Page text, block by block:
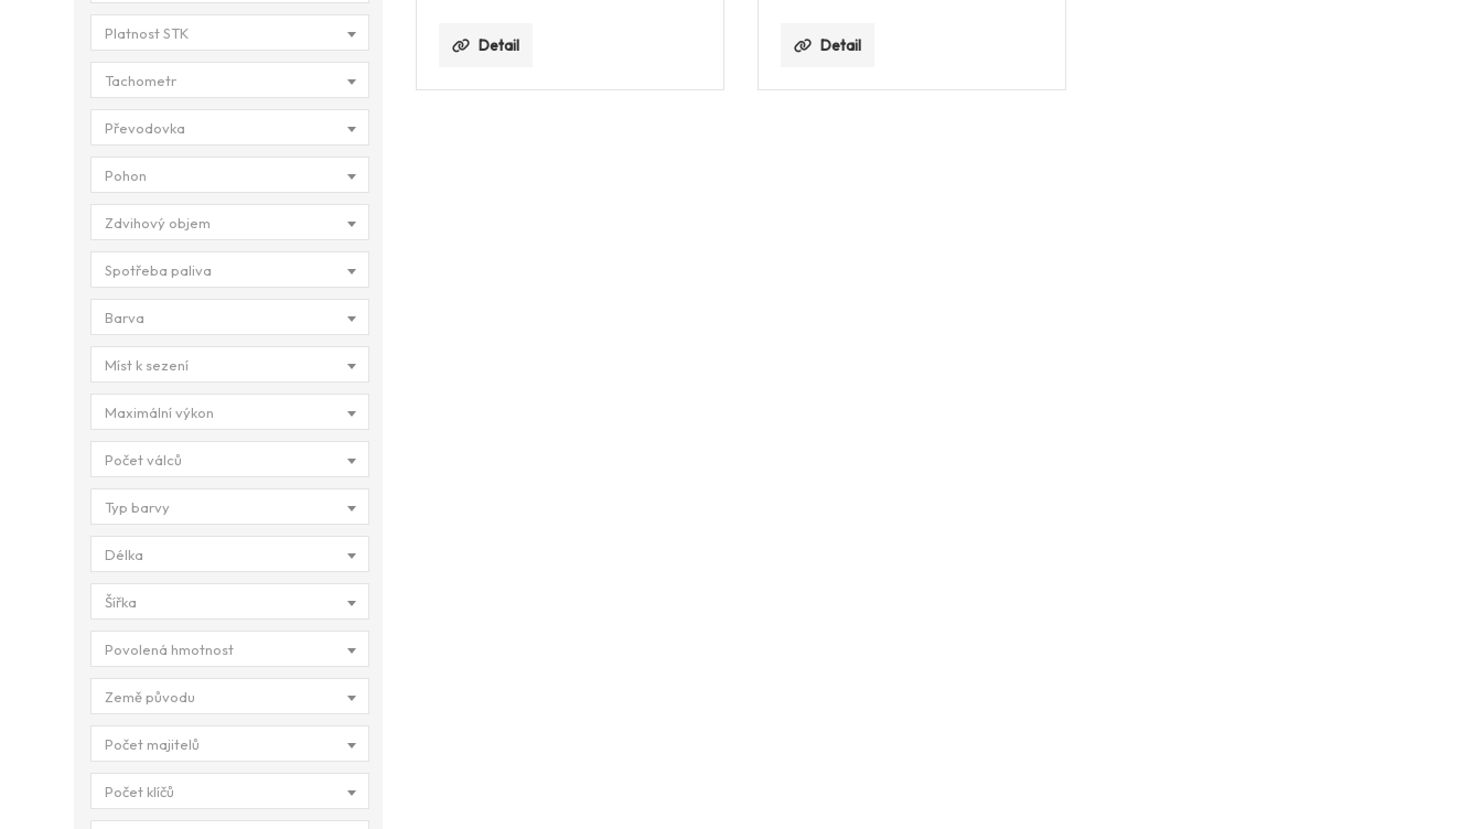
Platnost STK
Tachometr
Převodovka
Pohon
Zdvihový objem
Spotřeba paliva
Barva
Míst k sezení
Maximální výkon
Počet válců
Typ barvy
Délka
Šířka
Povolená hmotnost
Země původu
Počet majitelů
Počet klíčů
Detail Detail